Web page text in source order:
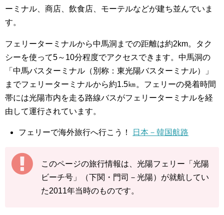
ーミナル、商店、飲食店、モーテルなどが建ち並んでいま
す。
フェリーターミナルから中馬洞までの距離は約2km。タク
シーを使って5～10分程度でアクセスできます。中馬洞の
「中馬バスターミナル（別称：東光陽バスターミナル）」
までフェリーターミナルから約1.5㎞。フェリーの発着時間
帯には光陽市内を走る路線バスがフェリーターミナルを経
由して運行されています。
フェリーで海外旅行へ行こう！ 日本－韓国航路
このページの旅行情報は、光陽フェリー「光陽
ビーチ号」（下関・門司－光陽）が就航してい
た2011年当時のものです。